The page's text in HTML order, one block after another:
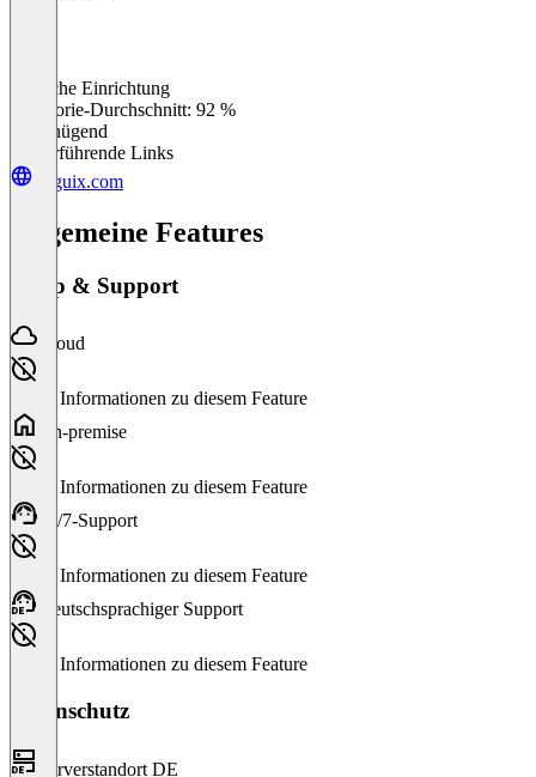
Einfache Einrichtung
Kategorie-Durchschnitt: 92 %
Ungenügend
Weiterführende Links
linguix.com
Allgemeine Features
Setup & Support
Cloud
Keine Informationen zu diesem Feature
On-premise
Keine Informationen zu diesem Feature
24/7-Support
Keine Informationen zu diesem Feature
Deutschsprachiger Support
Keine Informationen zu diesem Feature
Datenschutz
Serverstandort DE